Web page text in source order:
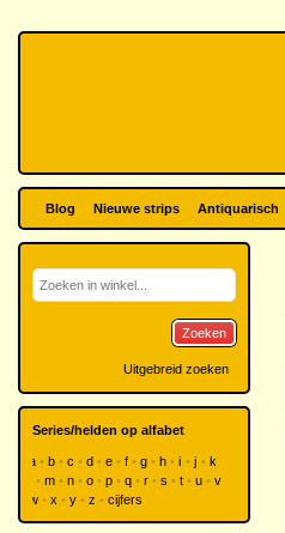
Blog Nieuwe strips Antiquarisch
Zoeken
Uitgebreid zoeken
Series/helden op alfabet
a b c d e f g h i j
k
m n o p q r s t u
v
w
x y z cijfers